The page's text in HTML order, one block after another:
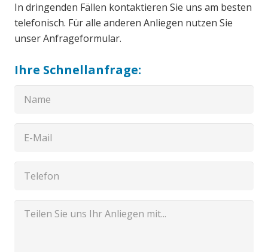
In dringenden Fällen kontaktieren Sie uns am besten
telefonisch. Für alle anderen Anliegen nutzen Sie
unser Anfrageformular.
Ihre Schnellanfrage: